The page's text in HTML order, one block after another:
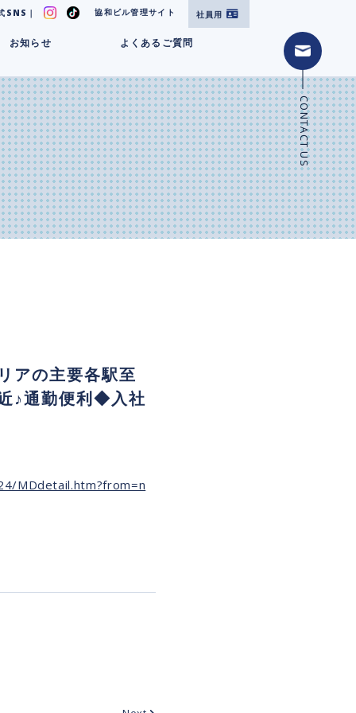
SNS｜ 協和ビル管理サイト 社員用
お知らせ よくあるご質問
アの主要各駅至
♪通勤便利◆入社
MDdetail.htm?from=n